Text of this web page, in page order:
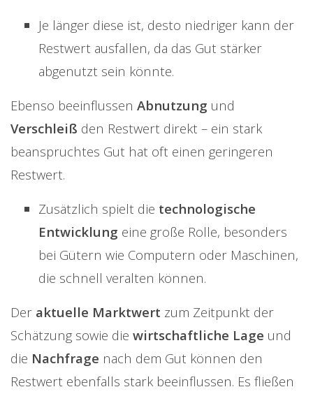
Je länger diese ist, desto niedriger kann der
Restwert ausfallen, da das Gut stärker
abgenutzt sein könnte.
Ebenso beeinflussen Abnutzung und
Verschleiß den Restwert direkt – ein stark
beanspruchtes Gut hat oft einen geringeren
Restwert.
Zusätzlich spielt die technologische
Entwicklung eine große Rolle, besonders
bei Gütern wie Computern oder Maschinen,
die schnell veralten können.
Der aktuelle Marktwert zum Zeitpunkt der
Schätzung sowie die wirtschaftliche Lage und
die Nachfrage nach dem Gut können den
Restwert ebenfalls stark beeinflussen. Es fließen